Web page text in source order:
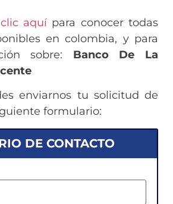
clic aquí para conocer todas
en colombia, y para
sobre: Banco De La
enviarnos tu solicitud de
formulario:
DE CONTACTO